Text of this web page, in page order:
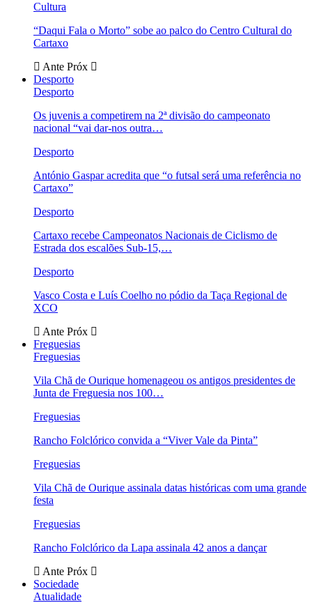
Cultura
“Daqui Fala o Morto” sobe ao palco do Centro Cultural do
Cartaxo
Ante Próx
Desporto
Desporto
Os juvenis a competirem na 2ª divisão do campeonato
nacional “vai dar-nos outra…
Desporto
António Gaspar acredita que “o futsal será uma referência no
Cartaxo”
Desporto
Cartaxo recebe Campeonatos Nacionais de Ciclismo de
Estrada dos escalões Sub-15,…
Desporto
Vasco Costa e Luís Coelho no pódio da Taça Regional de
XCO
Ante Próx
Freguesias
Freguesias
Vila Chã de Ourique homenageou os antigos presidentes de
Junta de Freguesia nos 100…
Freguesias
Rancho Folclórico convida a “Viver Vale da Pinta”
Freguesias
Vila Chã de Ourique assinala datas históricas com uma grande
festa
Freguesias
Rancho Folclórico da Lapa assinala 42 anos a dançar
Ante Próx
Sociedade
Atualidade